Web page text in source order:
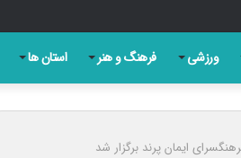
هموارتر کند
ورزشی فرهنگ و هنر استان ها
ایمان پرند برگزار شد